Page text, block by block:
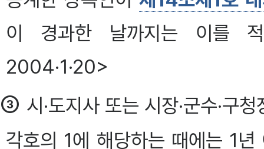
이 경과한 날까지는 이를
2004·1·20>
③ 시·도지사 또는 시장·군수·구
각호의 1에 해당하는 때에는 1